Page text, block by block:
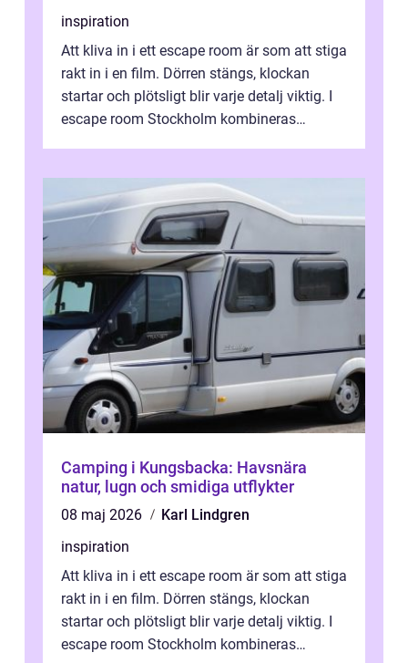
inspiration
Att kliva in i ett escape room är som att stiga
rakt in i en film. Dörren stängs, klockan
startar och plötsligt blir varje detalj viktig. I
escape room Stockholm kombineras
Camping i Kungsbacka: Havsnära
natur, lugn och smidiga utflykter
08 maj 2026
Karl Lindgren
inspiration
Att kliva in i ett escape room är som att stiga
rakt in i en film. Dörren stängs, klockan
startar och plötsligt blir varje detalj viktig. I
escape room Stockholm kombineras